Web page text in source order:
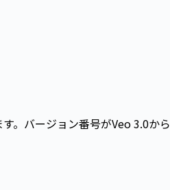
。バージョン番号がVeo 3.0から